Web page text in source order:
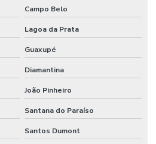
Campo Belo
Lagoa da Prata
Guaxupé
Diamantina
João Pinheiro
Santana do Paraíso
Santos Dumont